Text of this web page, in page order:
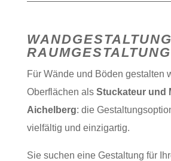
RAUMGESTALTUNG
Für Wände und Böden gestalten
Oberflächen als Stuckateur und
Aichelberg: die
vielfältig und einzigartig.
Sie suchen eine Gestaltung für